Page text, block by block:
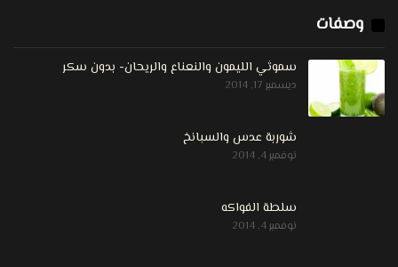
وصفات
سموثي الليمون والنعناع والريحان- بدون سكر
ديسمبر 17, 2014
شوربة عدس والسبانخ
نوفمبر 4, 2014
سلطة الفواكه
نوفمبر 4, 2014